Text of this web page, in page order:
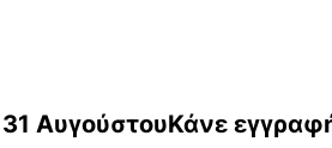
ΑυγούστουΚάνε